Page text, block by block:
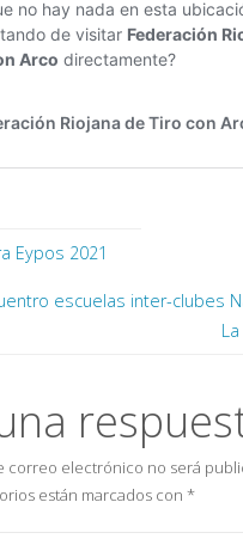
Eypos 2021
escuelas inter-clubes
correo electrónico no será
están marcados con *